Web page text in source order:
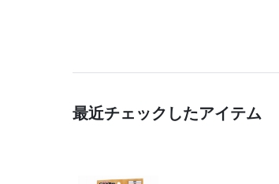
最近チェックしたアイテム